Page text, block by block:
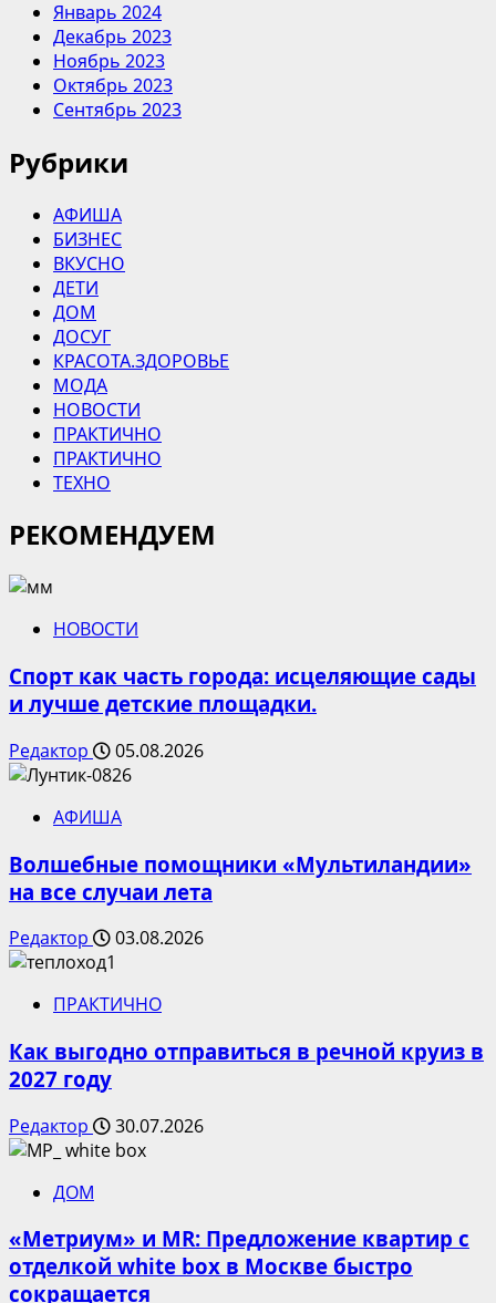
Январь 2024
Декабрь 2023
Ноябрь 2023
Октябрь 2023
Сентябрь 2023
Рубрики
АФИША
БИЗНЕС
ВКУСНО
ДЕТИ
ДОМ
ДОСУГ
КРАСОТА.ЗДОРОВЬЕ
МОДА
НОВОСТИ
ПРАКТИЧНО
ПРАКТИЧНО
ТЕХНО
РЕКОМЕНДУЕМ
НОВОСТИ
Спорт как часть города: исцеляющие сады
и лучше детские площадки.
Редактор 05.08.2026
АФИША
Волшебные помощники «Мультиландии»
на все случаи лета
Редактор 03.08.2026
ПРАКТИЧНО
Как выгодно отправиться в речной круиз в
2027 году
Редактор 30.07.2026
ДОМ
«Метриум» и MR: Предложение квартир с
отделкой white box в Москве быстро
сокращается